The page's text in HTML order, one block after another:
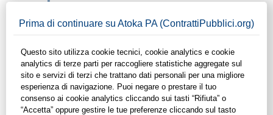
Ambiente e territorio
In questa sezione del sito di ContrattiPubblici.org potrai avere
ad alcuni dei contratti presenti nella piattaforma stipulati
all'interno del Comune di Bascapè in ambito Ambiente e
territorio. Grazie alle funzionalità di ContrattiPubblici.org
potrai monitorare la scadenza dei contratti pubblici di tuo
interesse e programmare la tua attività commerciale con le